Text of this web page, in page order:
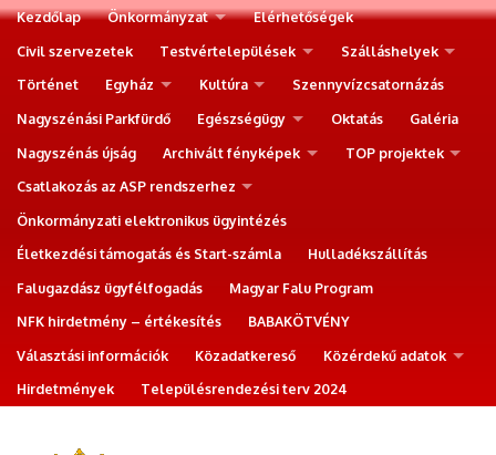
Kezdőlap Önkormányzat
Elérhetőségek
Civil szervezetek
Testvértelepülések
Szálláshelyek
Történet
Egyház Kultúra
Szennyvízcsatornázás
Nagyszénási Parkfürdő
Egészségügy Oktatás
Galéria
Nagyszénás újság
Archivált fényképek
TOP projektek
Csatlakozás az ASP rendszerhez
Önkormányzati elektronikus ügyintézés
Életkezdési támogatás és Start-számla
Hulladékszállítás
Falugazdász ügyfélfogadás
Magyar Falu Program
NFK hirdetmény – értékesítés
BABAKÖTVÉNY
Választási információk
Közadatkereső
Közérdekű adatok
Hirdetmények
Településrendezési terv 2024